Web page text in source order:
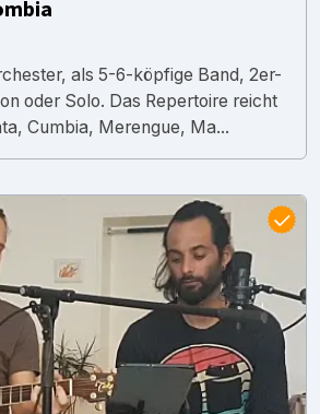
als 5-6-köpfige Band, 2er-
oder Solo. Das Repertoire reicht
Cumbia, Merengue, Ma...